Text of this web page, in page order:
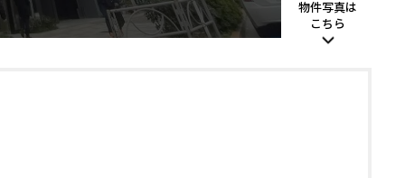
物件写真は
こちら